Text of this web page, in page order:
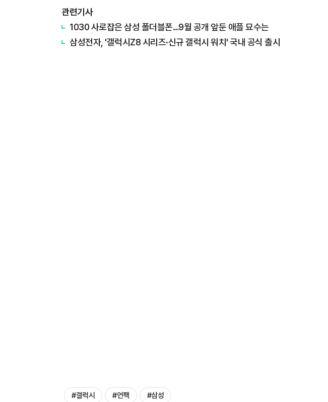
관련기사
1030 사로잡은 삼성 폴더블폰…9월 공개 앞둔 애플 묘수는
삼성전자, '갤럭시Z8 시리즈·신규 갤럭시 워치' 국내 공식 출시
#갤럭시 #언팩 #삼성